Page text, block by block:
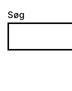
Søg